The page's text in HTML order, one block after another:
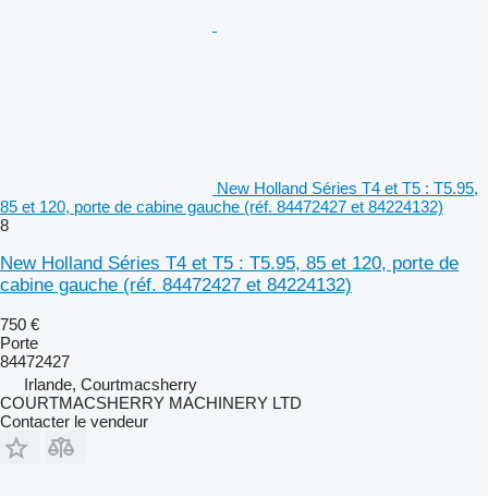
New Holland Séries T4 et T5 : T5.95,
85 et 120, porte de cabine gauche (réf. 84472427 et 84224132)
8
New Holland Séries T4 et T5 : T5.95, 85 et 120, porte de
cabine gauche (réf. 84472427 et 84224132)
750 €
Porte
84472427
Irlande, Courtmacsherry
COURTMACSHERRY MACHINERY LTD
Contacter le vendeur